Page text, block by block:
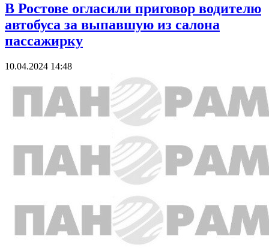
В Ростове огласили приговор водителю
автобуса за выпавшую из салона
пассажирку
10.04.2024 14:48